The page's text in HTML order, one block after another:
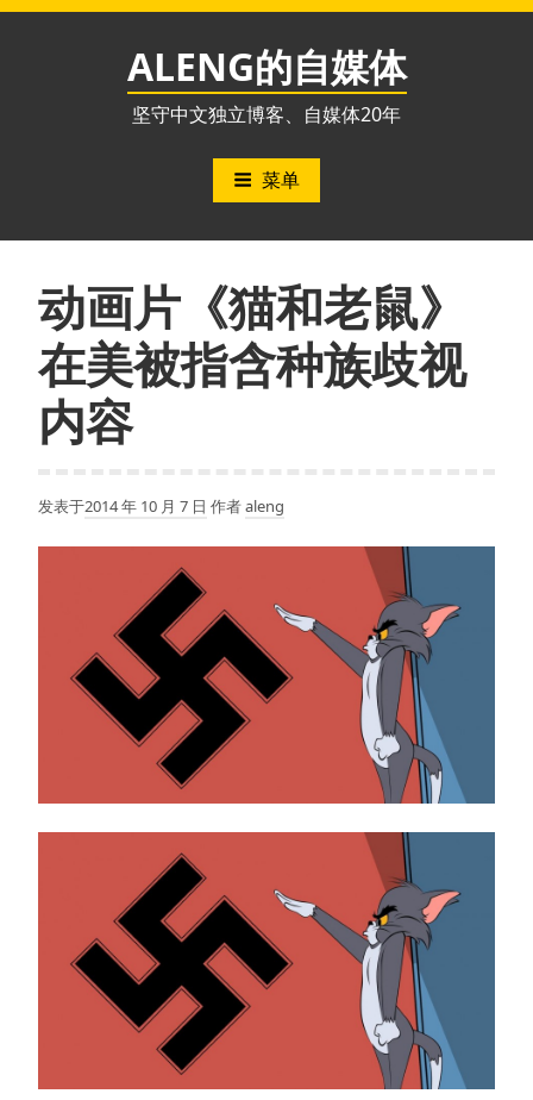
跳
ALENG的自媒体
坚守中文独立博客、自媒体20年
菜单
动画片《猫和老鼠》
在美被指含种族歧视
内容
发表于2014 年 10 月 7 日 作者aleng